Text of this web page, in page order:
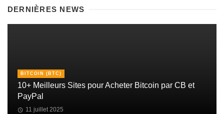
DERNIÈRES NEWS
BITCOIN (BTC)
10+ Meilleurs Sites pour Acheter Bitcoin par CB et
PayPal
11 juillet 2025